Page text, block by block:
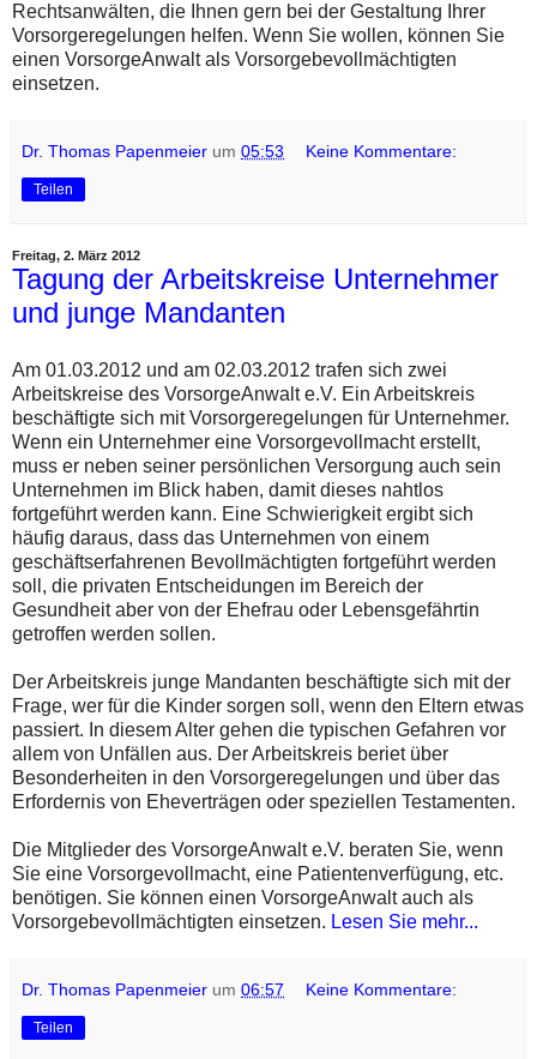
Rechtsanwälten, die Ihnen gern bei der Gestaltung Ihrer
Vorsorgeregelungen helfen. Wenn Sie wollen, können Sie
einen VorsorgeAnwalt als Vorsorgebevollmächtigten
einsetzen.
Dr. Thomas Papenmeier um 05:53 Keine Kommentare:
Teilen
Freitag, 2. März 2012
Tagung der Arbeitskreise Unternehmer
und junge Mandanten
Am 01.03.2012 und am 02.03.2012 trafen sich zwei
Arbeitskreise des VorsorgeAnwalt e.V. Ein Arbeitskreis
beschäftigte sich mit Vorsorgeregelungen für Unternehmer.
Wenn ein Unternehmer eine Vorsorgevollmacht erstellt,
muss er neben seiner persönlichen Versorgung auch sein
Unternehmen im Blick haben, damit dieses nahtlos
fortgeführt werden kann. Eine Schwierigkeit ergibt sich
häufig daraus, dass das Unternehmen von einem
geschäftserfahrenen Bevollmächtigten fortgeführt werden
soll, die privaten Entscheidungen im Bereich der
Gesundheit aber von der Ehefrau oder Lebensgefährtin
getroffen werden sollen.
Der Arbeitskreis junge Mandanten beschäftigte sich mit der
Frage, wer für die Kinder sorgen soll, wenn den Eltern etwas
passiert. In diesem Alter gehen die typischen Gefahren vor
allem von Unfällen aus. Der Arbeitskreis beriet über
Besonderheiten in den Vorsorgeregelungen und über das
Erfordernis von Eheverträgen oder speziellen Testamenten.
Die Mitglieder des VorsorgeAnwalt e.V. beraten Sie, wenn
Sie eine Vorsorgevollmacht, eine Patientenverfügung, etc.
benötigen. Sie können einen VorsorgeAnwalt auch als
Vorsorgebevollmächtigten einsetzen. Lesen Sie mehr...
Dr. Thomas Papenmeier um 06:57 Keine Kommentare:
Teilen